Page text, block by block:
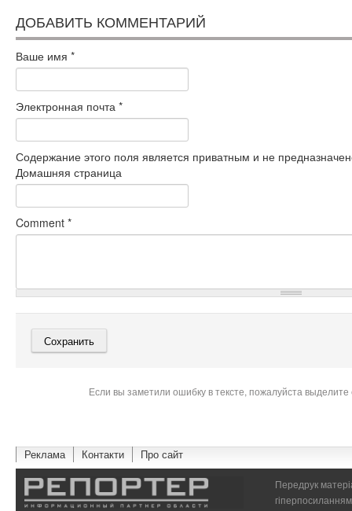
ДОБАВИТЬ КОММЕНТАРИЙ
Ваше имя *
Электронная почта *
Содержание этого поля является приватным и не
Домашняя страница
Comment *
Если вы заметили ошибку в тексте, пожалуйста
Реклама Контакти Про сайт
Передрук